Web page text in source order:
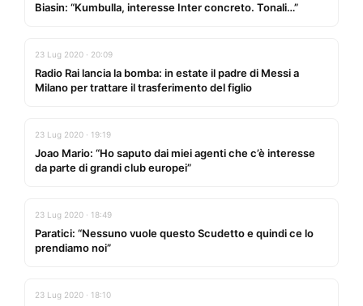
Biasin: “Kumbulla, interesse Inter concreto. Tonali…”
23 Lug 2020 · 20:09
Radio Rai lancia la bomba: in estate il padre di Messi a
Milano per trattare il trasferimento del figlio
23 Lug 2020 · 19:19
Joao Mario: “Ho saputo dai miei agenti che c’è interesse
da parte di grandi club europei”
23 Lug 2020 · 18:49
Paratici: “Nessuno vuole questo Scudetto e quindi ce lo
prendiamo noi”
23 Lug 2020 · 18:10